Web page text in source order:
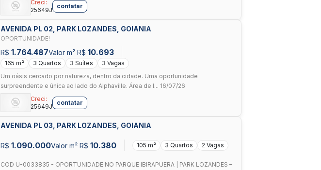
Creci:
25649J
contatar
AVENIDA PL 02, PARK LOZANDES, GOIANIA
OPORTUNIDADE!
R$ 1.764.487Valor m² R$ 10.693
165 m² 3 Quartos 3 Suítes
3 Vagas
Um oásis cercado por natureza, dentro da cidade. Uma oportunidade
surpreendente e única ao lado do Alphaville. Área de l... 16/07/26
Creci:
25649J
contatar
AVENIDA PL 03, PARK LOZANDES, GOIANIA
R$ 1.090.000Valor m² R$ 10.380 105 m² 3 Quartos 2 Vagas
COD U-0033835 - OPORTUNIDADE NO PARQUE IBIRAPUERA | PARK LOZANDES –